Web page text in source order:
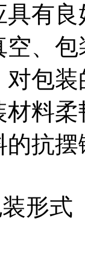
有
、
包
料
抗
形式